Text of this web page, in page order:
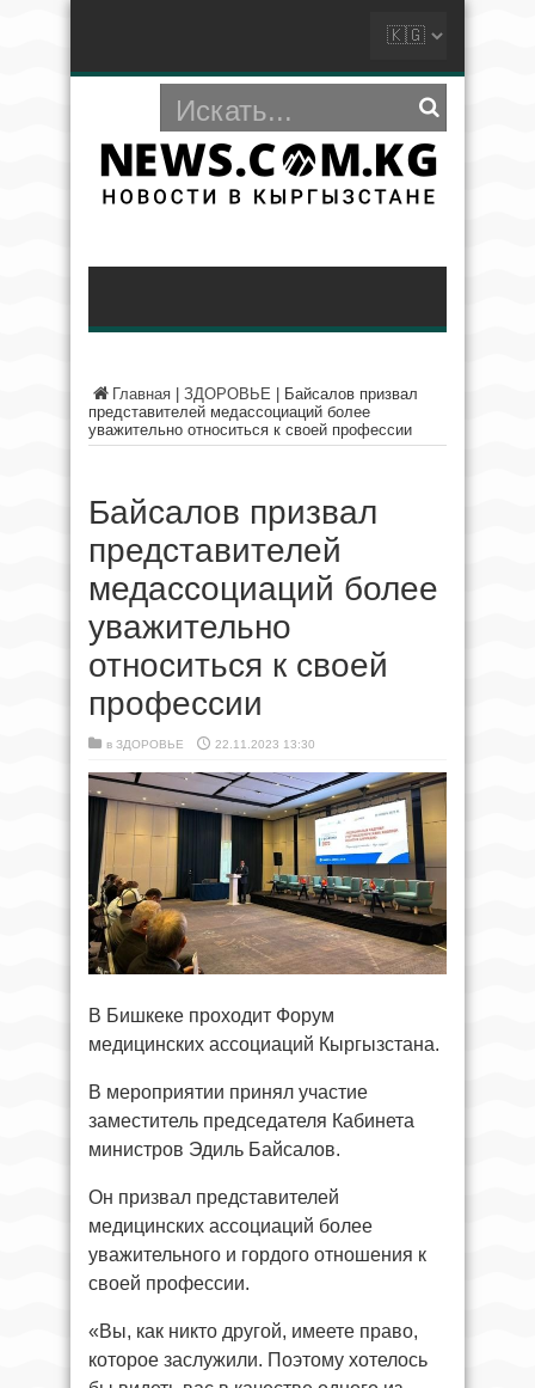
Главная ЗДОРОВЬЕ
Байсалов призвал
представителей медассоциаций более
уважительно относиться к своей профессии
Байсалов призвал
представителей
медассоциаций более
уважительно
относиться к своей
профессии
в ЗДОРОВЬЕ 22.11.2023 13:30
В Бишкеке проходит Форум
медицинских ассоциаций Кыргызстана.
В мероприятии принял участие
заместитель председателя Кабинета
министров Эдиль Байсалов.
Он призвал представителей
медицинских ассоциаций более
уважительного и гордого отношения к
своей профессии.
«Вы, как никто другой, имеете право,
которое заслужили. Поэтому хотелось